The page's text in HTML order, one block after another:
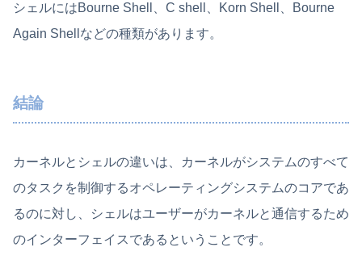
シェルにはBourne Shell、C shell、Korn Shell、Bourne
Again Shellなどの種類があります。
結論
カーネルとシェルの違いは、カーネルがシステムのすべて
のタスクを制御するオペレーティングシステムのコアであ
るのに対し、シェルはユーザーがカーネルと通信するため
のインターフェイスであるということです。